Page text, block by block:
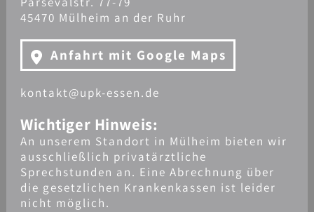
45470 Mülheim an der Ruhr
Anfahrt mit Google Maps
kontakt@upk-essen.de
Wichtiger Hinweis:
An unserem Standort in Mülheim bieten wir
ausschließlich privatärztliche
Sprechstunden an. Eine Abrechnung über
die gesetzlichen Krankenkassen ist leider
nicht möglich.